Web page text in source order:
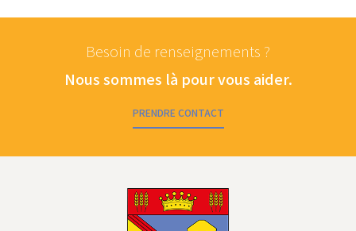
Besoin de renseignements ?
Nous sommes là pour vous aider.
PRENDRE CONTACT